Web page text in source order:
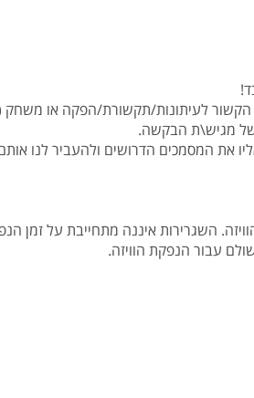
לעיתונות/תקשורת/הפקה או משחק
מגיש\ת הבקשה.
השגרירות איננה מתחייבת על
עבור הנפקת הוויזה.